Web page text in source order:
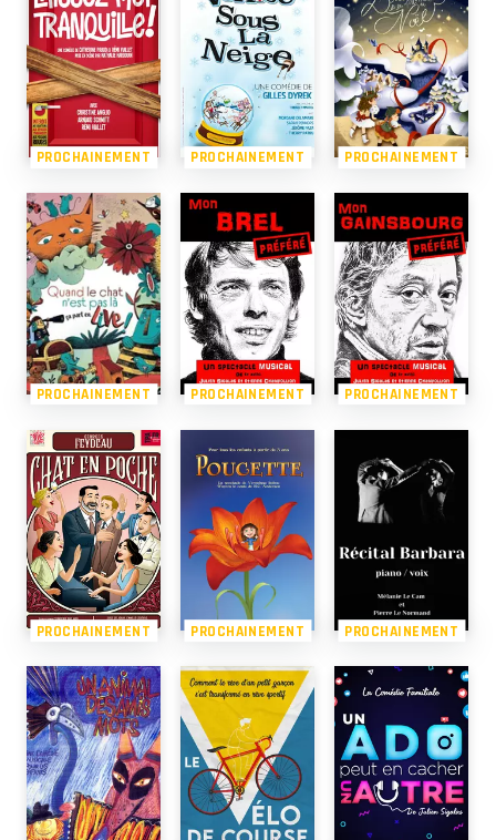
PROCHAINEMENT PROCHAINEMENT PROCHAINEMENT
PROCHAINEMENT PROCHAINEMENT PROCHAINEMENT
PROCHAINEMENT PROCHAINEMENT PROCHAINEMENT